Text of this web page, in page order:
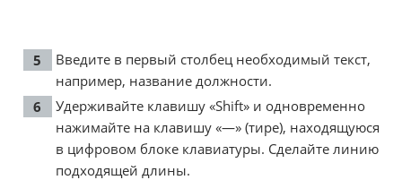
Введите в первый столбец необходимый текст,
например, название должности.
Удерживайте клавишу «Shift» и одновременно
нажимайте на клавишу «—» (тире), находящуюся
в цифровом блоке клавиатуры. Сделайте линию
подходящей длины.